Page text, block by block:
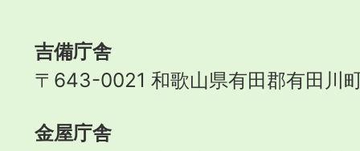
吉備庁舎
〒643-0021 和歌山県有田郡有田川
金屋庁舎